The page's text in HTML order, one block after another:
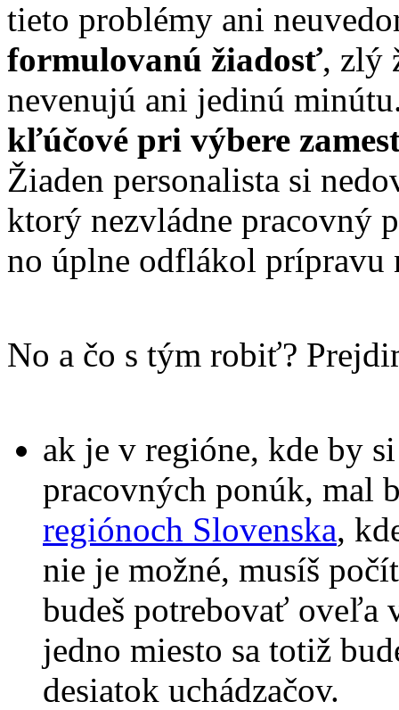
tieto problémy ani
formulovanú žiadosť, zlý
nevenujú ani jedinú
kľúčové pri výbere
Žiaden personalista si
ktorý nezvládne pracovný
no úplne odflákol prípravu
No a čo s tým robiť?
ak je v regióne, kde by
pracovných ponúk, mal
regiónoch Slovenska,
nie je možné, musíš
budeš potrebovať oveľa
jedno miesto sa totiž
desiatok uchádzačov.